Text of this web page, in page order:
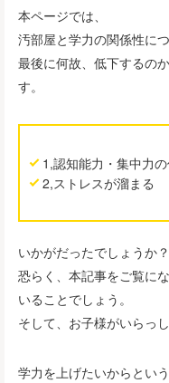
本ページでは、
汚部屋と学力の関係性に
最後に何故、低下するの
す。
1,認知能力・集中力
2,ストレスが溜まる
いかがだったでしょうか？
恐らく、本記事をご覧に
いることでしょう。
そして、お子様がいらっ
学力を上げたいからとい